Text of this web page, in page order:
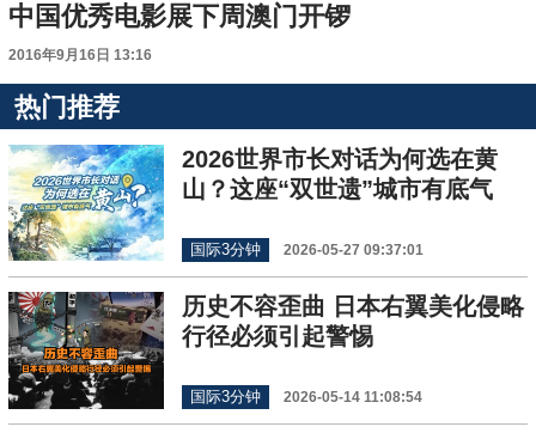
中国优秀电影展下周澳门开锣
2016年9月16日 13:16
热门推荐
2026世界市长对话为何选在黄
山？这座“双世遗”城市有底气
国际3分钟 2026-05-27 09:37:01
历史不容歪曲 日本右翼美化侵略
行径必须引起警惕
国际3分钟 2026-05-14 11:08:54